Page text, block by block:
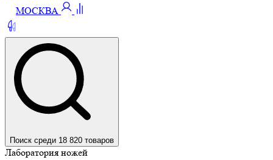
МОСКВА
Поиск среди 18 820 товаров
Лаборатория ножей